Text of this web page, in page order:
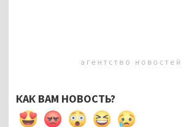
КАК ВАМ НОВОСТЬ?